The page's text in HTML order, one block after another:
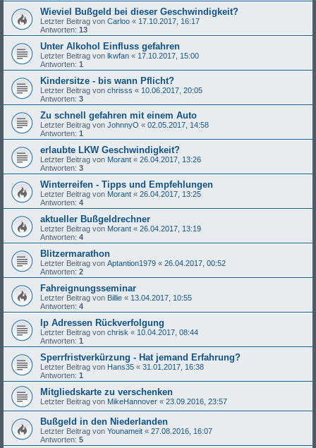
Wieviel Bußgeld bei dieser Geschwindigkeit?
Letzter Beitrag von Carloo « 17.10.2017, 16:17
Antworten: 13
Unter Alkohol Einfluss gefahren
Letzter Beitrag von lkwfan « 17.10.2017, 15:00
Antworten: 1
Kindersitze - bis wann Pflicht?
Letzter Beitrag von chrisss « 10.06.2017, 20:05
Antworten: 3
Zu schnell gefahren mit einem Auto
Letzter Beitrag von JohnnyO « 02.05.2017, 14:58
Antworten: 1
erlaubte LKW Geschwindigkeit?
Letzter Beitrag von Morant « 26.04.2017, 13:26
Antworten: 3
Winterreifen - Tipps und Empfehlungen
Letzter Beitrag von Morant « 26.04.2017, 13:25
Antworten: 4
aktueller Bußgeldrechner
Letzter Beitrag von Morant « 26.04.2017, 13:19
Antworten: 4
Blitzermarathon
Letzter Beitrag von Aptantion1979 « 26.04.2017, 00:52
Antworten: 2
Fahreignungsseminar
Letzter Beitrag von Billie « 13.04.2017, 10:55
Antworten: 4
Ip Adressen Rückverfolgung
Letzter Beitrag von chrisk « 10.04.2017, 08:44
Antworten: 1
Sperrfristverkürzung - Hat jemand Erfahrung?
Letzter Beitrag von Hans35 « 31.01.2017, 16:38
Antworten: 1
Mitgliedskarte zu verschenken
Letzter Beitrag von MikeHannover « 23.09.2016, 23:57
Bußgeld in den Niederlanden
Letzter Beitrag von Younameit « 27.08.2016, 16:07
Antworten: 5